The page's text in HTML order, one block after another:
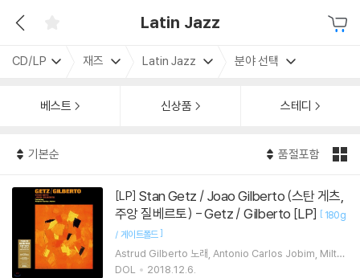
Latin Jazz
CD/LP 재즈 Latin Jazz 분야 선택
베스트 신상품 스테디
기본순 품절포함
[LP]
주앙 질베르토) - Getz / Gilberto [LP] [ 180g
/ 게이트폴드]
Astrud Gilberto 노래 Antonio Carlos Jobim Milto
n Banana Stan Getz
DOL 2018.12.6.